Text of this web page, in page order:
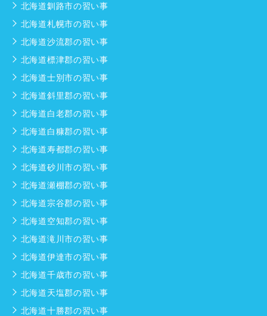
北海道釧路市の習い事
北海道札幌市の習い事
北海道沙流郡の習い事
北海道標津郡の習い事
北海道士別市の習い事
北海道斜里郡の習い事
北海道白老郡の習い事
北海道白糠郡の習い事
北海道寿都郡の習い事
北海道砂川市の習い事
北海道瀬棚郡の習い事
北海道宗谷郡の習い事
北海道空知郡の習い事
北海道滝川市の習い事
北海道伊達市の習い事
北海道千歳市の習い事
北海道天塩郡の習い事
北海道十勝郡の習い事